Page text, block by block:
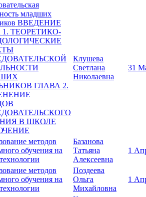
младших
ВВЕДЕНИЕ
1. ТЕОРЕТИКО-
ГЛАВА 2.
В ШКОЛЕ
Клушева
Светлана
Николаевна
31
методов
обучения на
Базанова
Татьяна
Алексеевна
1
методов
обучения на
Поздеева
Ольга
Михайловна
1